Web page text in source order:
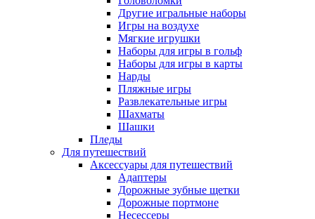
Другие игральные наборы
Игры на воздухе
Мягкие игрушки
Наборы для игры в гольф
Наборы для игры в карты
Нарды
Пляжные игры
Развлекательные игры
Шахматы
Шашки
Пледы
Для путешествий
Аксессуары для путешествий
Адаптеры
Дорожные зубные щетки
Дорожные портмоне
Несессеры